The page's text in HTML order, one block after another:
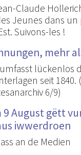
Claude
Jeunes dans
Suivons-les !
mehr
lückenlos
seit 1840.
6/9)
9 August gëtt
iwwerdroen
an de Medien